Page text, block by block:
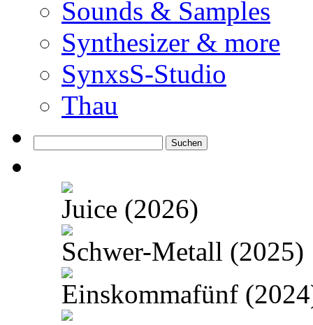
Sounds & Samples
Synthesizer & more
SynxsS-Studio
Thau
nach:
Juice (2026)
Schwer-Metall (2025)
Einskommafünf